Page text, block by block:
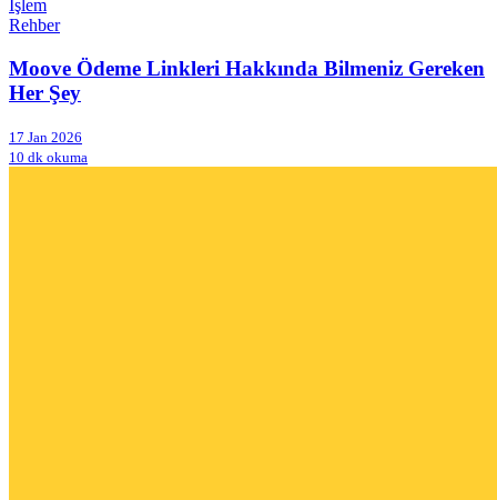
İşlem
Rehber
Moove Ödeme Linkleri Hakkında Bilmeniz Gereken
Her Şey
17 Jan 2026
10 dk okuma